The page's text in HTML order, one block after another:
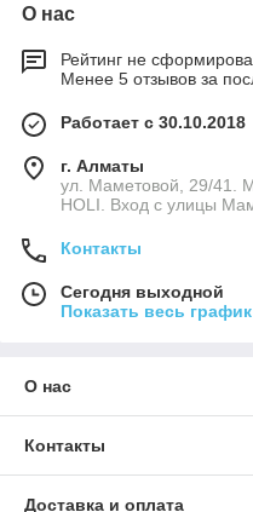
О нас
Рейтинг не
Менее 5 отзывов за
Работает с 30.10.2018
г. Алматы
ул. Маметовой, 29/41.
HOLI. Вход с улицы
Контакты
Сегодня выходной
Показать весь
О нас
Контакты
Доставка и оплата